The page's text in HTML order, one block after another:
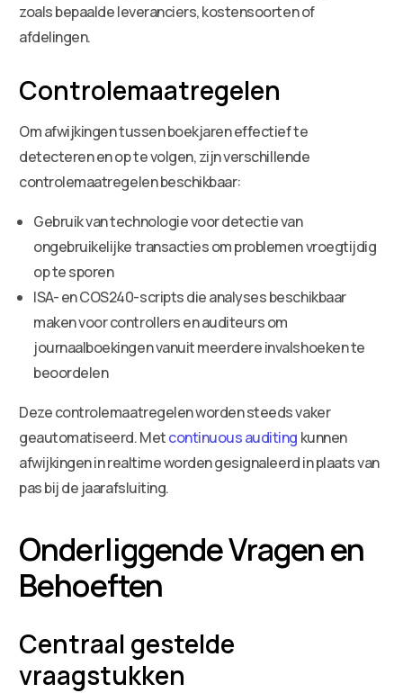
zoals bepaalde leveranciers, kostensoorten of
afdelingen.
Controlemaatregelen
Om afwijkingen tussen boekjaren effectief te
detecteren en op te volgen, zijn verschillende
controlemaatregelen beschikbaar:
Gebruik van technologie voor detectie van
ongebruikelijke transacties om problemen vroegtijdig
op te sporen
ISA- en COS240-scripts die analyses beschikbaar
maken voor controllers en auditeurs om
journaalboekingen vanuit meerdere invalshoeken te
beoordelen
Deze controlemaatregelen worden steeds vaker
geautomatiseerd. Metcontinuous auditing kunnen
afwijkingen in realtime worden gesignaleerd in plaats van
pas bij de jaarafsluiting.
Onderliggende Vragen en
Behoeften
Centraal gestelde
vraagstukken